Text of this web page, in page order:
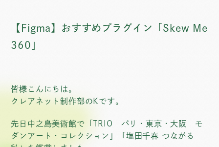
【Figma】おすすめプラグイン「Skew Me
360」
皆様こんにちは。
クレアネット制作部のKです。
先日中之島美術館で「TRIO パリ・東京・大阪 モ
ダンアート・コレクション」「塩田千春 つながる